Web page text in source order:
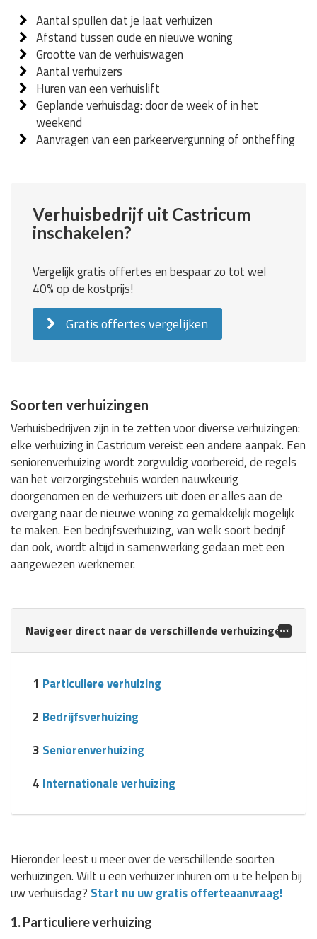
Aantal spullen dat je laat verhuizen
Afstand tussen oude en nieuwe woning
Grootte van de verhuiswagen
Aantal verhuizers
Huren van een verhuislift
Geplande verhuisdag: door de week of in het
weekend
Aanvragen van een parkeervergunning of ontheffing
Verhuisbedrijf uit Castricum
inschakelen?
Vergelijk gratis offertes en bespaar zo tot wel
40% op de kostprijs!
Gratis offertes vergelijken
Soorten verhuizingen
Verhuisbedrijven zijn in te zetten voor diverse verhuizingen:
elke verhuizing in Castricum vereist een andere aanpak. Een
seniorenverhuizing wordt zorgvuldig voorbereid, de regels
van het verzorgingstehuis worden nauwkeurig
doorgenomen en de verhuizers uit doen er alles aan de
overgang naar de nieuwe woning zo gemakkelijk mogelijk
te maken. Een bedrijfsverhuizing, van welk soort bedrijf
dan ook, wordt altijd in samenwerking gedaan met een
aangewezen werknemer.
Navigeer direct naar de verschillende verhuizingen:
1 Particuliere verhuizing
2 Bedrijfsverhuizing
3 Seniorenverhuizing
4 Internationale verhuizing
Hieronder leest u meer over de verschillende soorten
verhuizingen. Wilt u een verhuizer inhuren om u te helpen bij
uw verhuisdag? Start nu uw gratis offerteaanvraag!
1. Particuliere verhuizing